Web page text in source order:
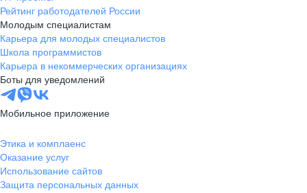
Рейтинг работодателей России
Молодым специалистам
Карьера для молодых специалистов
Школа программистов
Карьера в некоммерческих организациях
Боты для уведомлений
Мобильное приложение
Этика и комплаенс
Оказание услуг
Использование сайтов
Защита персональных данных